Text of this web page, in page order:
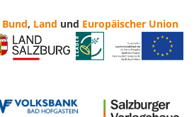
Bund, Land und Europäischer Union